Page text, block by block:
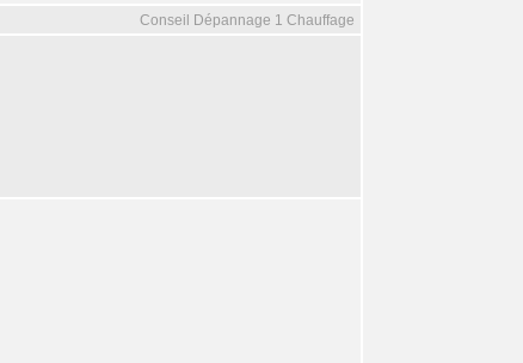
Conseil Dépannage 1 Chauffage